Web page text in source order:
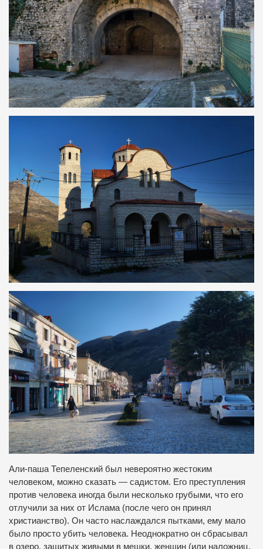
Али-паша Тепеленский был невероятно жестоким
человеком, можно сказать — садистом. Его преступления
против человека иногда были несколько грубыми, что его
отлучили за них от Ислама (после чего он принял
христианство). Он часто наслаждался пытками, ему мало
было просто убить человека. Неоднократно он сбрасывал
в озеро, зашитых живыми в мешки, женщин (или наложниц,